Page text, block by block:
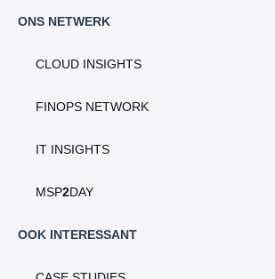
ONS NETWERK
CLOUD INSIGHTS
FINOPS NETWORK
IT INSIGHTS
MSP2DAY
OOK INTERESSANT